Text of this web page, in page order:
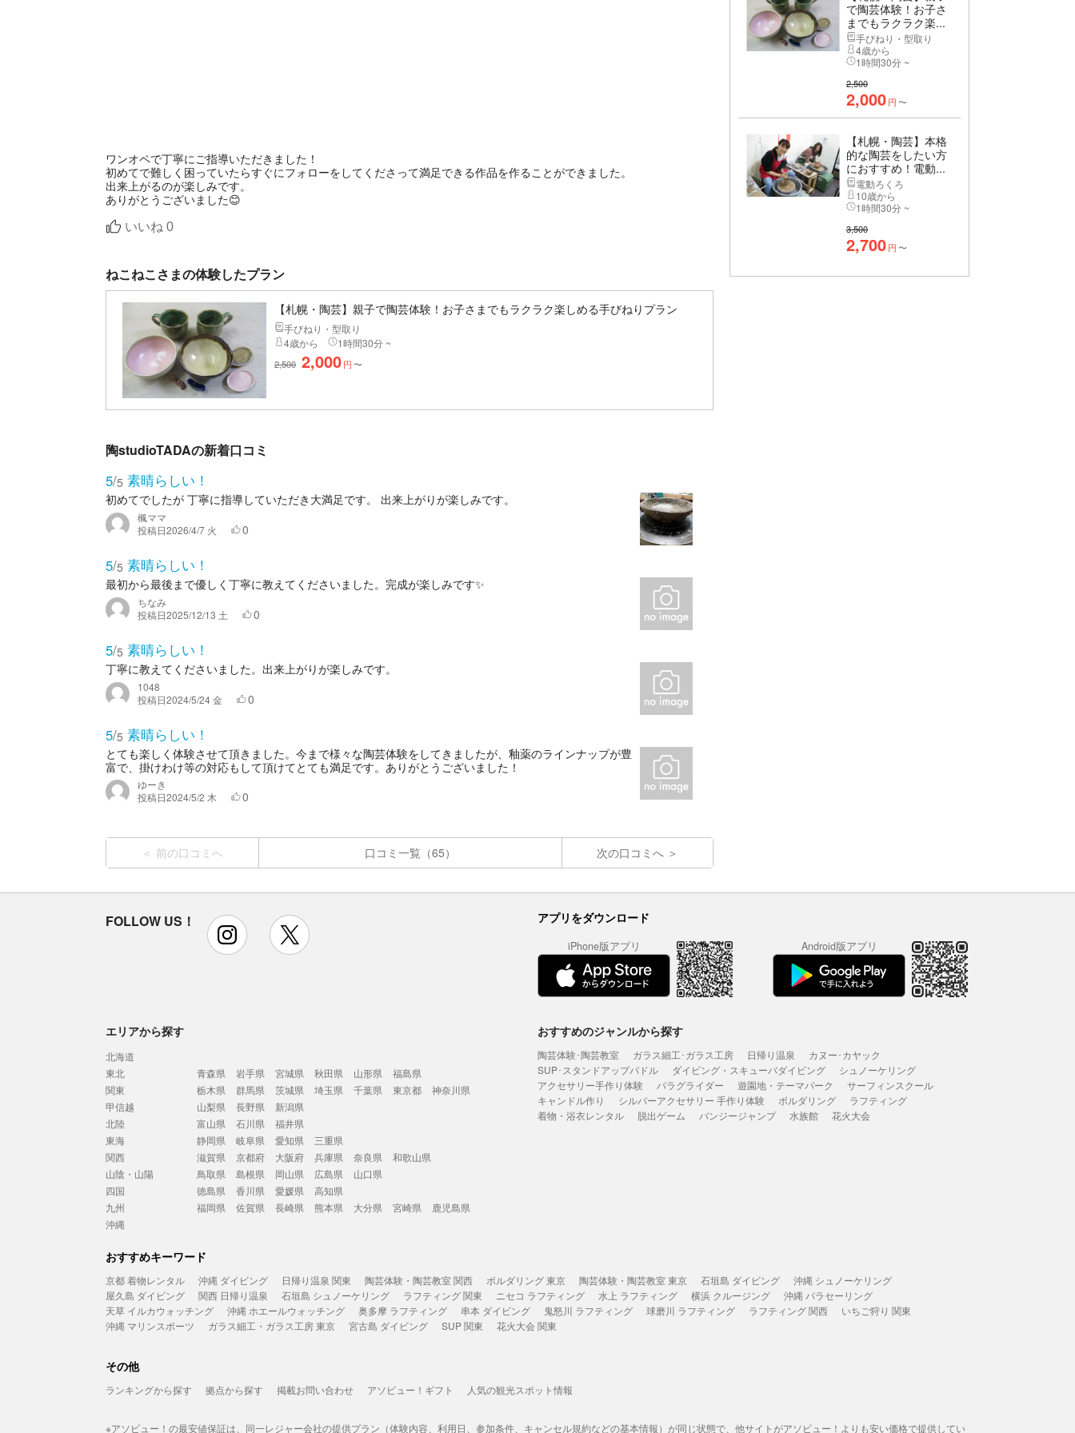
ワンオペで丁寧にご指導いただきました！
初めてで難しく困っていたらすぐにフォローをしてくださって満足できる作品を作ることができました。
出来上がるのが楽しみです。
ありがとうございました😊
いいね 0
ねこねこさまの体験したプラン
【札幌・陶芸】親子で陶芸体験！お子さまでもラクラク楽しめる手びねりプラン
手びねり・型取り
4歳から
1時間30分 ~
2,500 2,000円 〜
陶studioTADAの新着口コミ
5/5 素晴らしい！
初めてでしたが 丁寧に指導していただき大満足です。 出来上がりが楽しみです。
楓ママ
投稿日2026/4/7 火 0
5/5 素晴らしい！
最初から最後まで優しく丁寧に教えてくださいました。完成が楽しみです✨
ちなみ
投稿日2025/12/13 土 0
5/5 素晴らしい！
丁寧に教えてくださいました。出来上がりが楽しみです。
1048
投稿日2024/5/24 金 0
5/5 素晴らしい！
とても楽しく体験させて頂きました。今まで様々な陶芸体験をしてきましたが、釉薬のラインナップが豊
富で、掛けわけ等の対応もして頂けてとても満足です。ありがとうございました！
ゆーき
投稿日2024/5/2 木 0
前の口コミへ 口コミ一覧（65） 次の口コミへ
で陶芸体験！お子さ
までもラクラク楽...
手びねり・型取り
4歳から
1時間30分 ~
2,500
2,000円 〜
【札幌・陶芸】本格
的な陶芸をしたい方
におすすめ！電動...
電動ろくろ
10歳から
1時間30分 ~
3,500
2,700円 〜
FOLLOW US！ instagram アプリをダウンロード
iPhone版アプリ Android版アプリ
エリアから探す
北海道
東北
青森県 岩手県 宮城県 秋田県 山形県
福島県
関東
栃木県 群馬県 茨城県 埼玉県 千葉県 東京都
神奈川県
甲信越
山梨県 長野県
新潟県
北陸
富山県 石川県
福井県
東海
静岡県 岐阜県 愛知県
三重県
関西
滋賀県 京都府 大阪府 兵庫県 奈良県
和歌山県
山陰・山陽
鳥取県 島根県 岡山県 広島県
山口県
四国
徳島県 香川県 愛媛県
高知県
九州
福岡県 佐賀県 長崎県 熊本県 大分県 宮崎県
鹿児島県
沖縄
おすすめのジャンルから探す
陶芸体験･陶芸教室 ガラス細工･ガラス工房 日帰り温泉
カヌー･カヤック
SUP･スタンドアップパドル
ダイビング・スキューバダイビング
シュノーケリング
アクセサリー手作り体験
パラグライダー 遊園地・テーマパーク
サーフィンスクール
キャンドル作り
シルバーアクセサリー 手作り体験 ボルダリング
ラフティング
着物・浴衣レンタル
脱出ゲーム バンジージャンプ 水族館 花火大会
おすすめキーワード
京都 着物レンタル 沖縄 ダイビング 日帰り温泉 関東 陶芸体験・陶芸教室 関西 ボルダリング 東京 陶芸体験・陶芸教室 東京 石垣島 ダイビング
沖縄 シュノーケリング
屋久島 ダイビング
関西 日帰り温泉 石垣島 シュノーケリング ラフティング 関東 ニセコ ラフティング 水上 ラフティング 横浜 クルージング
沖縄 パラセーリング
天草 イルカウォッチング
沖縄 ホエールウォッチング 奥多摩 ラフティング 串本 ダイビング 鬼怒川 ラフティング 球磨川 ラフティング ラフティング 関西
いちご狩り 関東
沖縄 マリンスポーツ
ガラス細工・ガラス工房 東京 宮古島 ダイビング SUP 関東 花火大会 関東
その他
ランキングから探す 拠点から探す 掲載お問い合わせ アソビュー！ギフト 人気の観光スポット情報
※アソビュー！の最安値保証は、同一レジャー会社の提供プラン（体験内容、利用日、参加条件、キャンセル規約などの基本情報）が同じ状態で、他サイトがアソビュー！よりも安い価格で提供してい